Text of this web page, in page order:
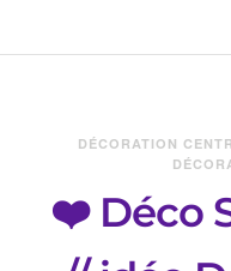
DÉCORATION
❤️ Déco